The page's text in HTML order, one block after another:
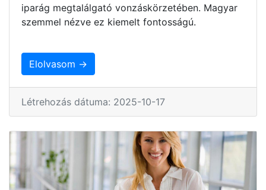
iparág megtalálgató vonzáskörzetében. Magyar
szemmel nézve ez kiemelt fontosságú.
Elolvasom →
Létrehozás dátuma: 2025-10-17